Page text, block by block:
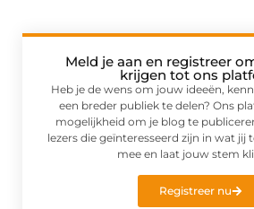
Meld je aan en registreer
krijgen tot ons
Heb je de wens om jouw ideeën,
een breder publiek te delen? Ons
mogelijkheid om je blog te
lezers die geïnteresseerd zijn in wat jij
mee en laat jouw stem
Registreer nu